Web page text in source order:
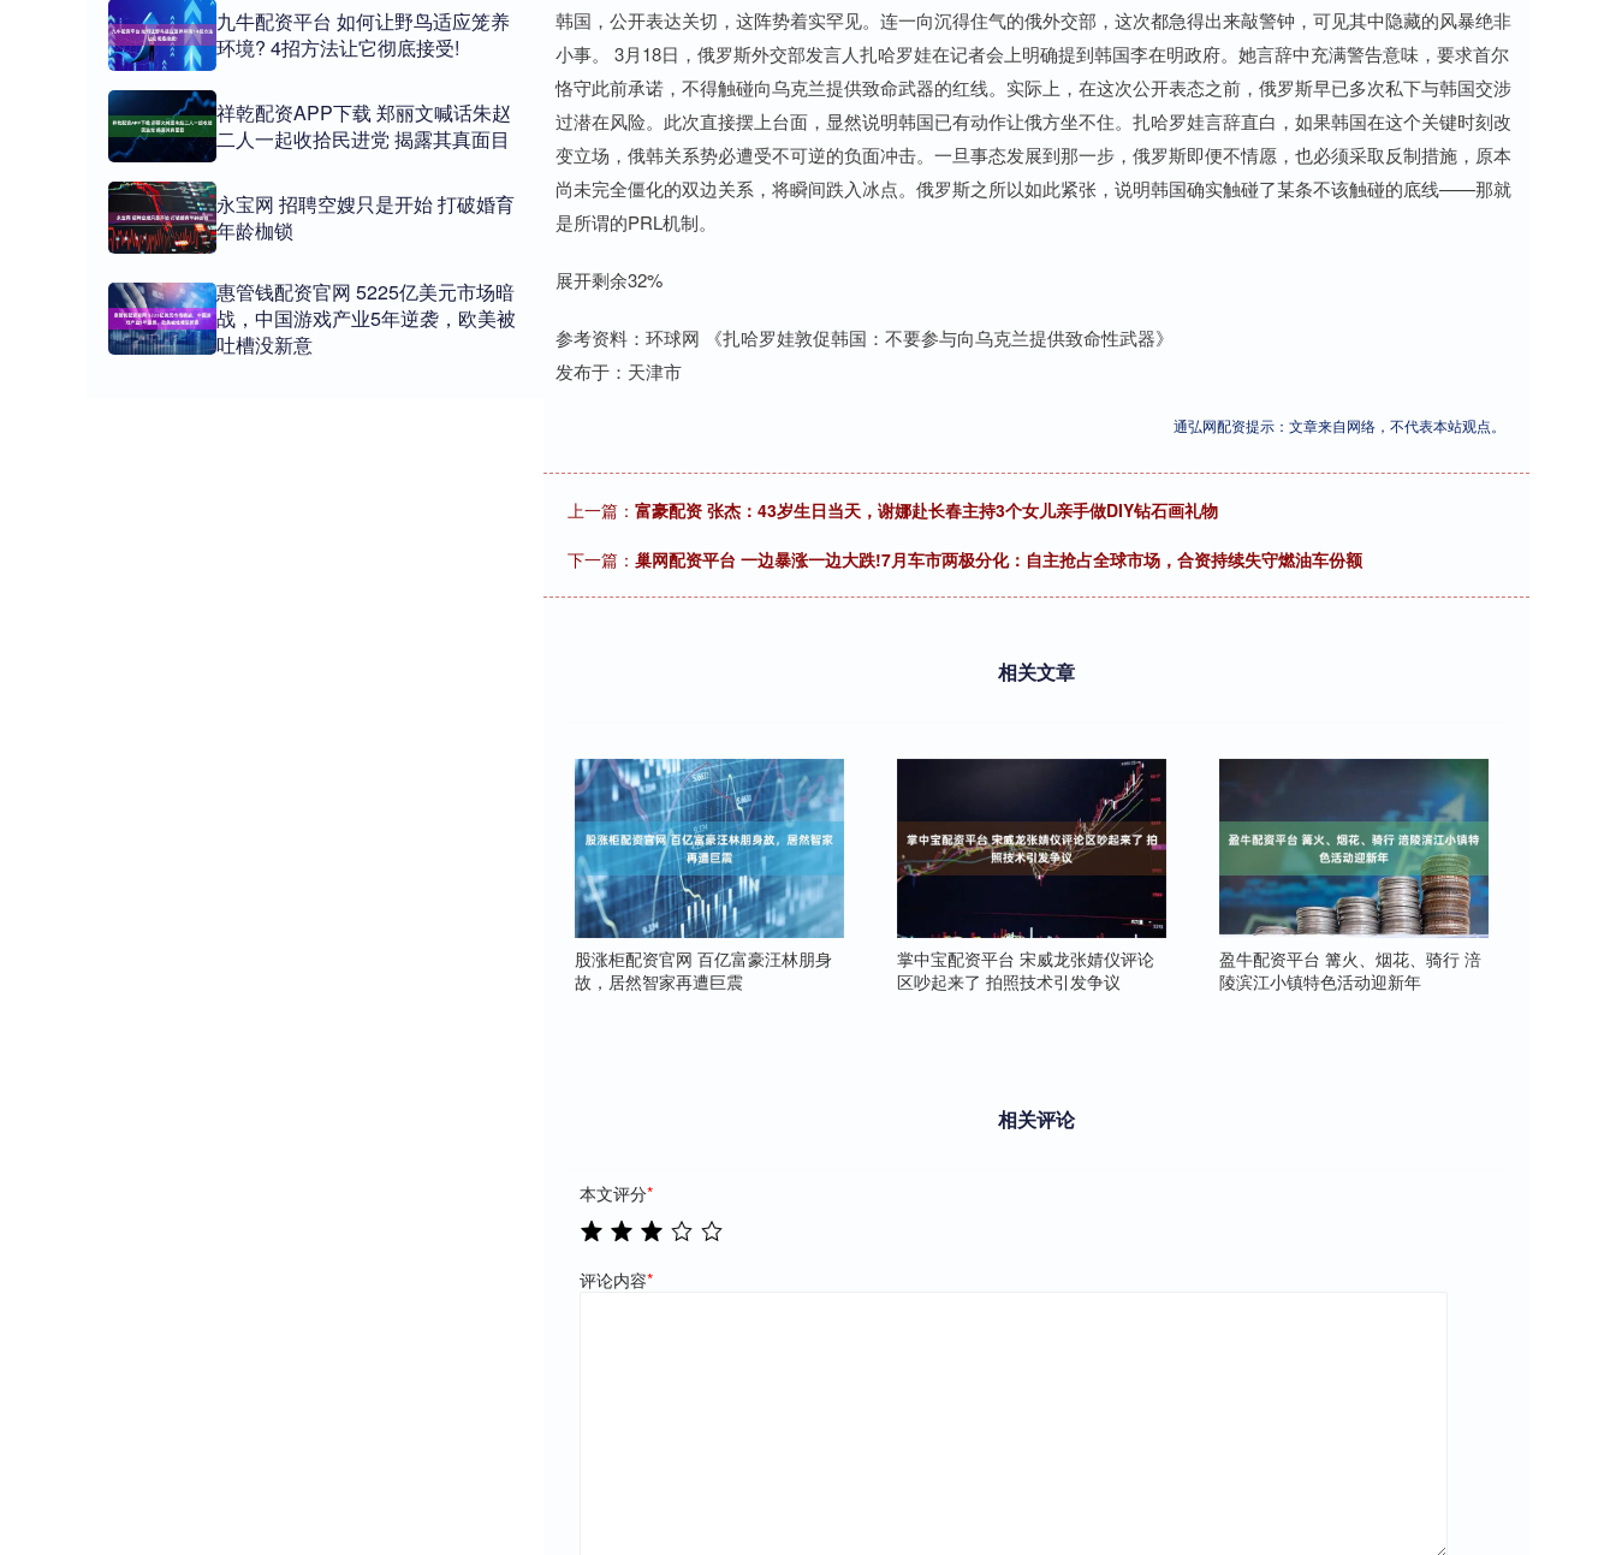
韩国，公开表达关切，这阵势着实罕见。连一向沉得住气的俄外交部，这次都急得出来敲警钟，可见其中隐藏的风暴绝非
小事。 3月18日，俄罗斯外交部发言人扎哈罗娃在记者会上明确提到韩国李在明政府。她言辞中充满警告意味，要求首尔
恪守此前承诺，不得触碰向乌克兰提供致命武器的红线。实际上，在这次公开表态之前，俄罗斯早已多次私下与韩国交涉
过潜在风险。此次直接摆上台面，显然说明韩国已有动作让俄方坐不住。扎哈罗娃言辞直白，如果韩国在这个关键时刻改
变立场，俄韩关系势必遭受不可逆的负面冲击。一旦事态发展到那一步，俄罗斯即便不情愿，也必须采取反制措施，原本
尚未完全僵化的双边关系，将瞬间跌入冰点。俄罗斯之所以如此紧张，说明韩国确实触碰了某条不该触碰的底线——那就
是所谓的PRL机制。
展开剩余32%
参考资料：环球网 《扎哈罗娃敦促韩国：不要参与向乌克兰提供致命性武器》
发布于：天津市
通弘网配资提示：文章来自网络，不代表本站观点。
上一篇： 富豪配资 张杰：43岁生日当天，谢娜赴长春主持3个女儿亲手做DIY钻石画礼物
下一篇： 巢网配资平台 一边暴涨一边大跌!7月车市两极分化：自主抢占全球市场，合资持续失守燃油车份额
相关文章
股涨柜配资官网 百亿富豪汪林朋身
故，居然智家再遭巨震
掌中宝配资平台 宋威龙张婧仪评论
区吵起来了 拍照技术引发争议
盈牛配资平台 篝火、烟花、骑行 涪
陵滨江小镇特色活动迎新年
相关评论
本文评分*
评论内容*
九牛配资平台 如何让野鸟适应笼养
环境? 4招方法让它彻底接受!
祥乾配资APP下载 郑丽文喊话朱赵
二人一起收拾民进党 揭露其真面目
永宝网 招聘空嫂只是开始 打破婚育
年龄枷锁
惠管钱配资官网 5225亿美元市场暗
战，中国游戏产业5年逆袭，欧美被
吐槽没新意